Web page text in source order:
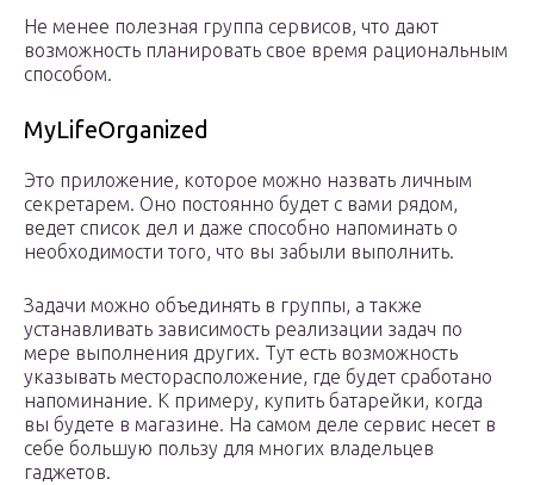
Не менее полезная группа сервисов, что дают
возможность планировать свое время рациональным
способом.
MyLifeOrganized
Это приложение, которое можно назвать личным
секретарем. Оно постоянно будет с вами рядом,
ведет список дел и даже способно напоминать о
необходимости того, что вы забыли выполнить.
Задачи можно объединять в группы, а также
устанавливать зависимость реализации задач по
мере выполнения других. Тут есть возможность
указывать месторасположение, где будет сработано
напоминание. К примеру, купить батарейки, когда
вы будете в магазине. На самом деле сервис несет в
себе большую пользу для многих владельцев
гаджетов.